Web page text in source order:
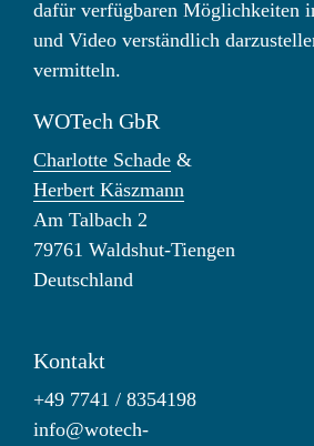
dafür verfügbaren Möglichkeiten
und Video verständlich
vermitteln.
WOTech GbR
Charlotte Schade &
Herbert Käszmann
Am Talbach 2
79761 Waldshut-Tiengen
Deutschland
Kontakt
+49 7741 / 8354198
info@wotech-